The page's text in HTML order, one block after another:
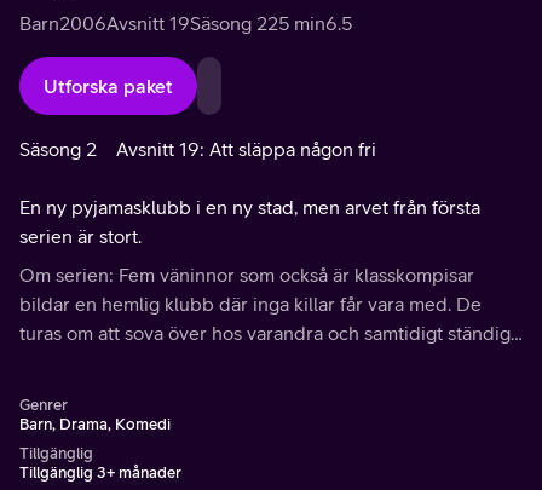
Barn2006Avsnitt 19Säsong 225 min6.5
Utforska paket
Säsong 2 Avsnitt 19: Att släppa någon fri
En ny pyjamasklubb i en ny stad, men arvet från första
serien är stort.
Om serien: Fem väninnor som också är klasskompisar
bildar en hemlig klubb där inga killar får vara med. De
turas om att sova över hos varandra och samtidigt ständigt
Genrer
Barn, Drama, Komedi
Tillgänglig
Tillgänglig 3+ månader